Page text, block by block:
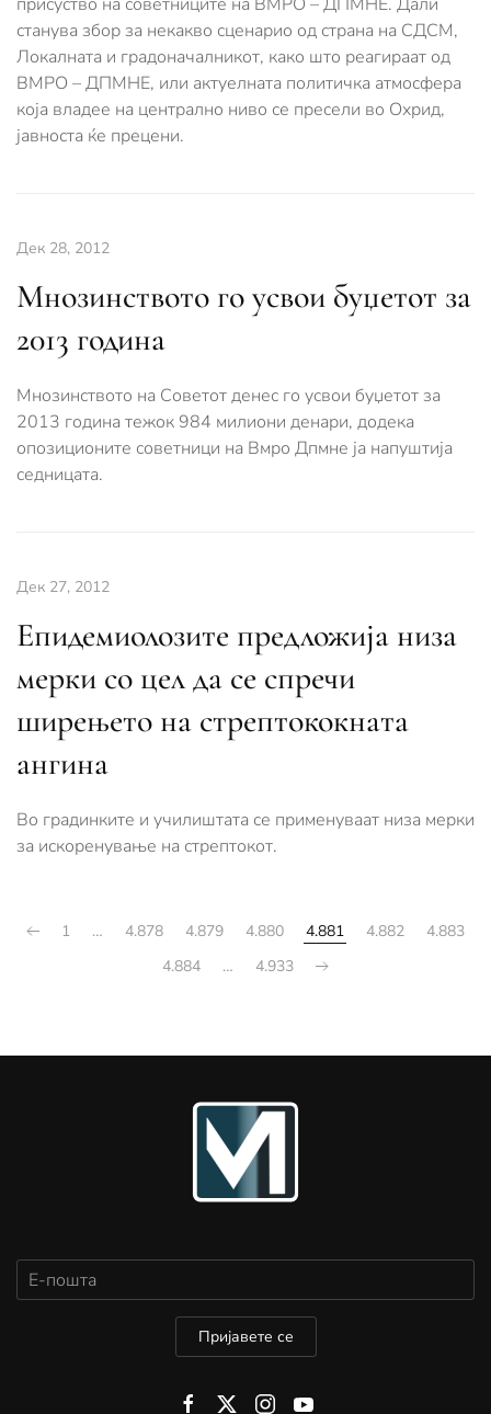
станува збор за некакво сценарио од страна на СДСМ,
Локалната и градоначалникот, како што реагираат од
ВМРО – ДПМНЕ, или актуелната политичка атмосфера
која владее на централно ниво се пресели во Охрид,
јавноста ќе прецени.
Дек 28, 2012
Мнозинството го усвои буџетот за
2013 година
Мнозинството на Советот денес го усвои буџетот за
2013 година тежок 984 милиони денари, додека
опозиционите советници на Вмро Дпмне ја напуштија
седницата.
Дек 27, 2012
Епидемиолозите предложија низа
мерки со цел да се спречи
ширењето на стрептококната
ангина
Во градинките и училиштата се применуваат низа мерки
за искоренување на стрептокот.
1 … 4.878 4.879 4.880 4.881 4.882
4.883
4.884
… 4.933
Пријавете се